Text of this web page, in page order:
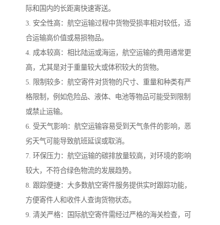
际和国内的长距离快速寄送。
3. 安全性高：航空运输过程中货物受损率相对较低，适
合运输高价值或易损物品。
4. 成本较高：相比陆运或海运，航空运输的费用通常更
高，尤其是对于重量较大或体积较大的货物。
5. 限制较多：航空寄件对货物的尺寸、重量和种类有严
格限制，例如危险品、液体、电池等物品可能受到限制
或禁止运输。
6. 受天气影响：航空运输容易受到天气条件的影响，恶
劣天气可能导致航班延误或取消。
7. 环保压力：航空运输的碳排放量较高，对环境的影响
较大，不符合绿色物流的发展趋势。
8. 跟踪便捷：大多数航空寄件服务提供实时跟踪功能，
方便寄件人和收件人查询货物状态。
9. 清关严格：国际航空寄件需经过严格的海关检查，可